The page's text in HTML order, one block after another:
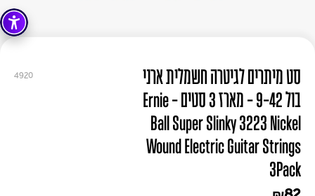
4920
סט מיתרים לגיטרה חשמלית ארני
בול 9-42 - מארז 3 סטים - Ernie
Ball Super Slinky 3223 Nickel
Wound Electric Guitar Strings
3Pack